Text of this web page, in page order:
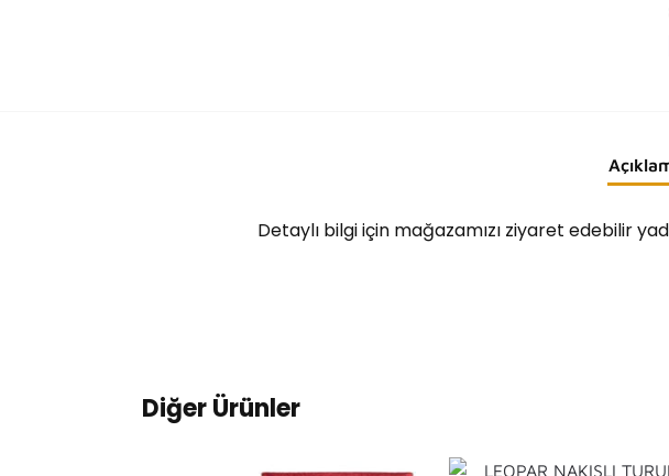
Detaylı bilgi için mağazamızı ziyaret edebilir
Diğer Ürünler